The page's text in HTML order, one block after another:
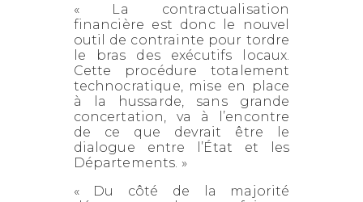
« La contractualisation
financière est donc le nouvel
outil de contrainte pour tordre
le bras des exécutifs locaux.
Cette procédure totalement
technocratique, mise en place
à la hussarde, sans grande
concertation, va à l’encontre
de ce que devrait être le
dialogue entre l’État et les
Départements. »
« Du côté de la majorité